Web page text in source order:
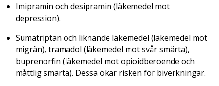
Imipramin och desipramin (läkemedel mot
depression).
Sumatriptan och liknande läkemedel (läkemedel mot
migrän), tramadol (läkemedel mot svår smärta),
buprenorfin (läkemedel mot opioidberoende och
måttlig smärta). Dessa ökar risken för biverkningar.